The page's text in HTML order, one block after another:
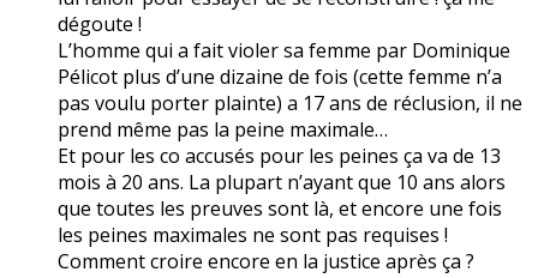
dégoute !
L’homme qui a fait violer sa femme par Dominique
Pélicot plus d’une dizaine de fois (cette femme n’a
pas voulu porter plainte) a 17 ans de réclusion, il ne
prend même pas la peine maximale…
Et pour les co accusés pour les peines ça va de 13
mois à 20 ans. La plupart n’ayant que 10 ans alors
que toutes les preuves sont là, et encore une fois
les peines maximales ne sont pas requises !
Comment croire encore en la justice après ça ?